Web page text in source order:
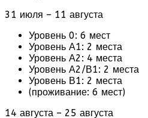
31 июля – 11 августа
Уровень 0: 6 мест
Уровень А1: 2 места
Уровень А2: 4 места
Уровень А2/В1: 2 места
Уровень В1: 2 места
(проживание: 6 мест)
14 августа – 25 августа